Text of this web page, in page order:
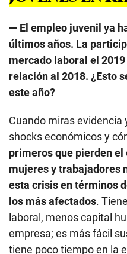
este año?
Cuando miras evidencia
shocks económicos y
primeros que pierden el
mujeres y trabajadores
los más afectados.
laboral, menos capital
empresa; es más fácil
tiene poco tiempo en la
que ya conoce la cultura
años. Cuando se decide
primero por la gente